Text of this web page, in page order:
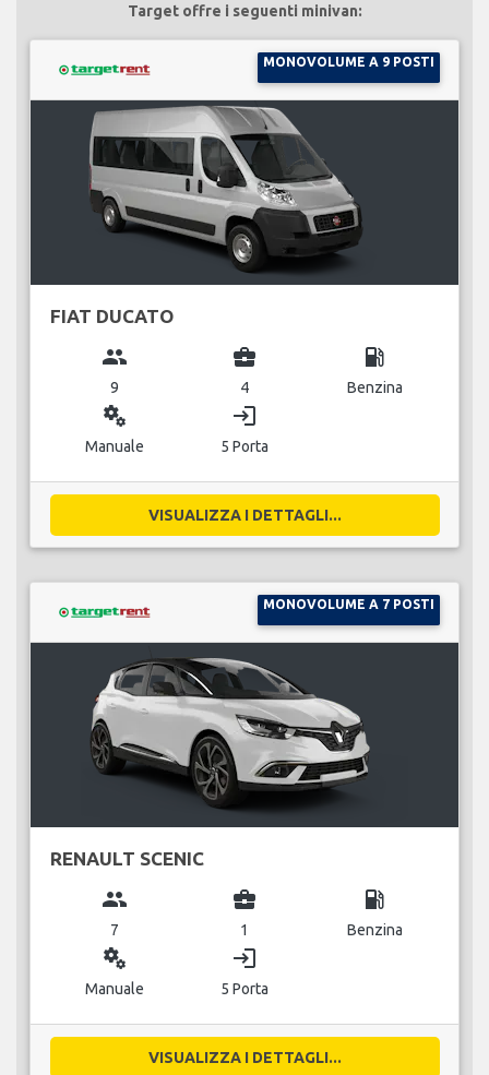
Target offre i seguenti minivan:
MONOVOLUME A 9 POSTI
FIAT DUCATO
group
9
business_center
4
local_gas_station
Benzina
miscellaneous_services
Manuale
login
5 Porta
VISUALIZZA I DETTAGLI...
MONOVOLUME A 7 POSTI
RENAULT SCENIC
group
7
business_center
1
local_gas_station
Benzina
miscellaneous_services
Manuale
login
5 Porta
VISUALIZZA I DETTAGLI...